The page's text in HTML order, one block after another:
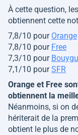
À cette question,
obtiennent cette
7,8/10 pour Orange
7,8/10 pour Free
7,3/10 pour
7,1/10 pourSFR
Orange et Free
obtiennent la
Néanmoins, si on
hériterait de la
obtient le plus de